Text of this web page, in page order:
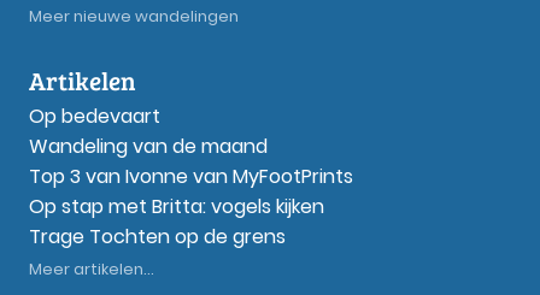
Meer nieuwe wandelingen
Artikelen
Op bedevaart
Wandeling van de maand
Top 3 van Ivonne van MyFootPrints
Op stap met Britta: vogels kijken
Trage Tochten op de grens
Meer artikelen...